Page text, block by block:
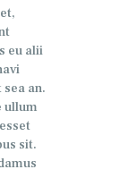
eu alii
an.
ullum
sit.